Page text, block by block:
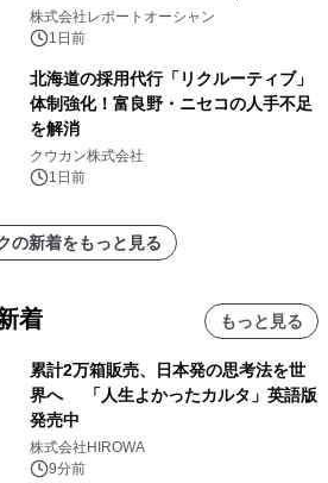
センター・高速光通信需要が成長を加
速
株式会社レポートオーシャン
1日前
北海道の採用代行「リクルーティブ」
体制強化！富良野・ニセコの人手不足
を解消
クウカン株式会社
1日前
の新着をもっと見る
着 もっと見る
累計2万箱販売、日本発の思考法を世
界へ 「人生よかったカルタ」英語版
発売中
株式会社HIROWA
9分前